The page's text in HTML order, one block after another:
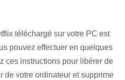
téléchargé sur votre PC est
pouvez effectuer en quelques
ces instructions pour libérer de
de votre ordinateur et supprime